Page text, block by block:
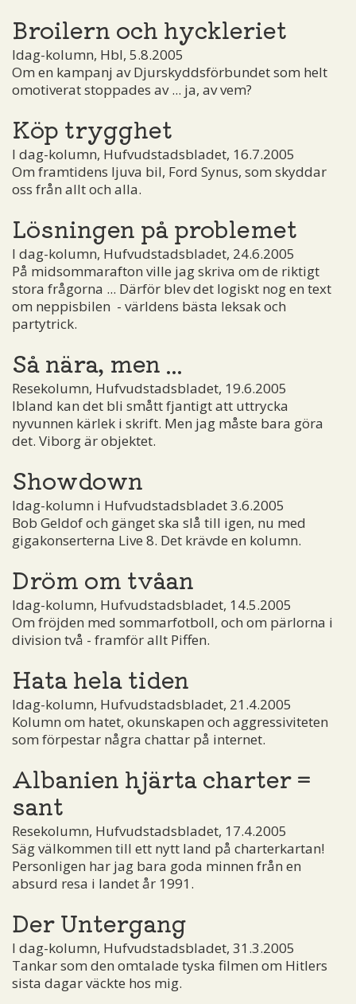
Broilern och hyckleriet
Idag-kolumn, Hbl, 5.8.2005
Om en kampanj av Djurskyddsförbundet som helt
omotiverat stoppades av ... ja, av vem?
Köp trygghet
I dag-kolumn, Hufvudstadsbladet, 16.7.2005
Om framtidens ljuva bil, Ford Synus, som skyddar
oss från allt och alla.
Lösningen på problemet
I dag-kolumn, Hufvudstadsbladet, 24.6.2005
På midsommarafton ville jag skriva om de riktigt
stora frågorna ... Därför blev det logiskt nog en text
om neppisbilen ­ - världens bästa leksak och
partytrick.
Så nära, men ...
Resekolumn, Hufvudstadsbladet, 19.6.2005
Ibland kan det bli smått fjantigt att uttrycka
nyvunnen kärlek i skrift. Men jag måste bara göra
det. Viborg är objektet.
Showdown
Idag-kolumn i Hufvudstadsbladet 3.6.2005
Bob Geldof och gänget ska slå till igen, nu med
gigakonserterna Live 8. Det krävde en kolumn.
Dröm om tvåan
Idag-kolumn, Hufvudstadsbladet, 14.5.2005
Om fröjden med sommarfotboll, och om pärlorna i
division två - framför allt Piffen.
Hata hela tiden
Idag-kolumn, Hufvudstadsbladet, 21.4.2005
Kolumn om hatet, okunskapen och aggressiviteten
som förpestar några chattar på internet.
Albanien hjärta charter =
sant
Resekolumn, Hufvudstadsbladet, 17.4.2005
Säg välkommen till ett nytt land på charterkartan!
Personligen har jag bara goda minnen från en
absurd resa i landet år 1991.
Der Untergang
I dag-kolumn, Hufvudstadsbladet, 31.3.2005
Tankar som den omtalade tyska filmen om Hitlers
sista dagar väckte hos mig.